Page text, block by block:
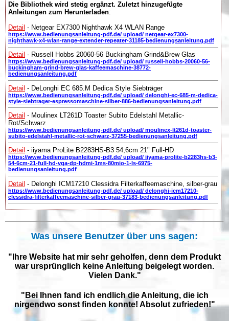
Die Bibliothek wird stetig ergänzt. Zuletzt hinzugefügte
Anleitungen zum Herunterladen:
Detail - Netgear EX7300 Nighthawk X4 WLAN Range
https://www.bedienungsanleitung-pdf.de/ upload/ netgear-ex7300-
nighthawk-x4-wlan-range-extender-repeater-31185-bedienungsanleitung.pdf
Detail - Russell Hobbs 20060-56 Buckingham Grind&Brew Glas
https://www.bedienungsanleitung-pdf.de/ upload/ russell-hobbs-20060-56-
buckingham-grind-brew-glas-kaffeemaschine-38772-
bedienungsanleitung.pdf
Detail - DeLonghi EC 685.M Dedica Style Siebträger
https://www.bedienungsanleitung-pdf.de/ upload/ delonghi-ec-685-m-dedica-
style-siebtrager-espressomaschine-silber-886-bedienungsanleitung.pdf
Detail - Moulinex LT261D Toaster Subito Edelstahl Metallic-
Rot/Schwarz
https://www.bedienungsanleitung-pdf.de/ upload/ moulinex-lt261d-toaster-
subito-edelstahl-metallic-rot-schwarz-37255-bedienungsanleitung.pdf
Detail - iiyama ProLite B2283HS-B3 54,6cm 21" Full-HD
https://www.bedienungsanleitung-pdf.de/ upload/ iiyama-prolite-b2283hs-b3-
54-6cm-21-full-hd-vga-dp-hdmi-1ms-80mio-1-ls-6975-
bedienungsanleitung.pdf
Detail - Delonghi ICM17210 Clessidra Filterkaffeemaschine, silber-grau
https://www.bedienungsanleitung-pdf.de/ upload/ delonghi-icm17210-
clessidra-filterkaffeemaschine-silber-grau-37183-bedienungsanleitung.pdf
Was unsere Benutzer über uns sagen:
"Ihre Website hat mir sehr geholfen, denn dem Produkt
war ursprünglich keine Anleitung beigelegt worden.
Vielen Dank."
"Bei Ihnen fand ich endlich die Anleitung, die ich
nirgendwo sonst finden konnte! Absolut zufrieden!"